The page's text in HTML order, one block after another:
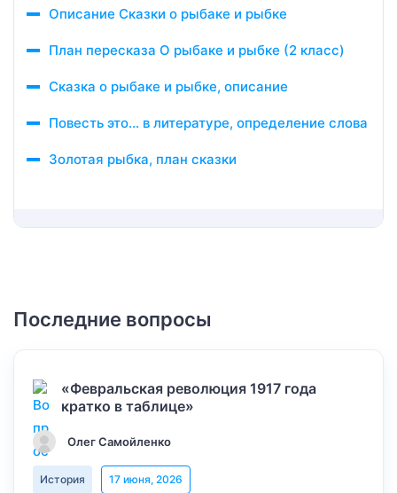
Описание Сказки о рыбаке и рыбке
План пересказа О рыбаке и рыбке (2 класс)
Сказка о рыбаке и рыбке, описание
Повесть это… в литературе, определение слова
Золотая рыбка, план сказки
Последние вопросы
«Февральская революция 1917 года
кратко в таблице»
Олег Самойленко
История 17 июня, 2026